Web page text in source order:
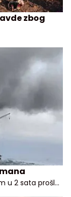
zbog
u 2 sata prošle